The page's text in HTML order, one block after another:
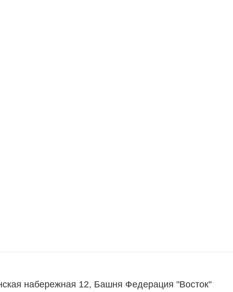
набережная 12, Башня Федерация "Восток"